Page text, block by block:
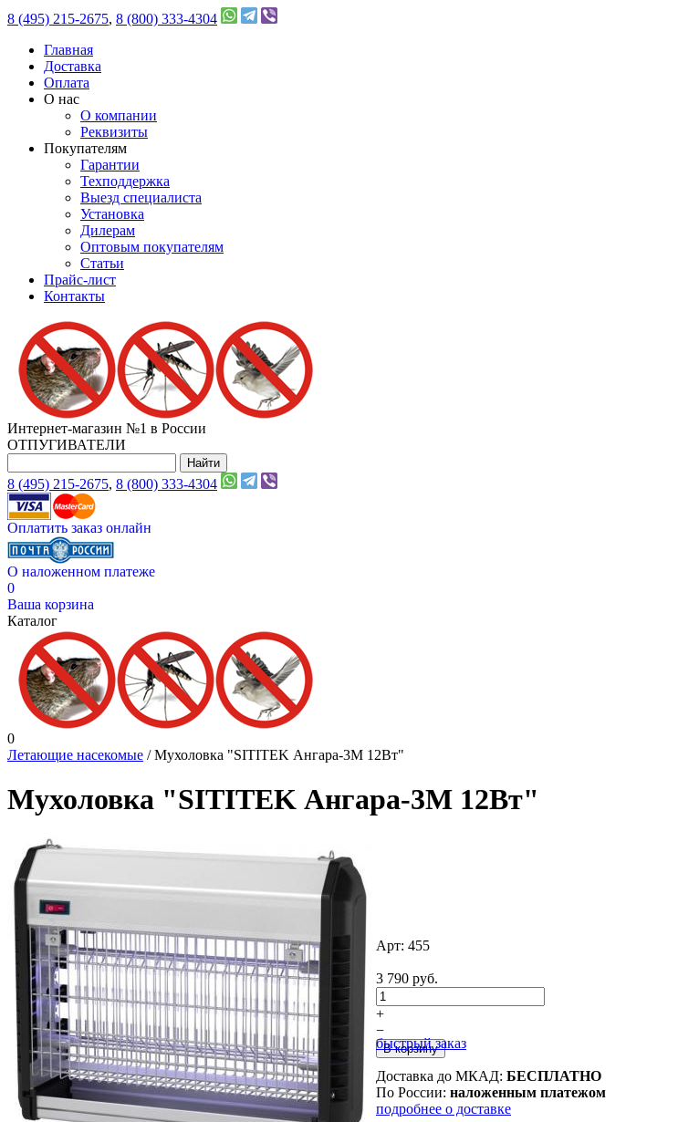
8 (495) 215-2675, 8 (800) 333-4304
Главная
Доставка
Оплата
О нас
О компании
Реквизиты
Покупателям
Гарантии
Техподдержка
Выезд специалиста
Установка
Дилерам
Оптовым покупателям
Статьи
Прайс-лист
Контакты
Интернет-магазин №1 в России
ОТПУГИВАТЕЛИ
8 (495) 215-2675, 8 (800) 333-4304
Оплатить заказ онлайн
О наложенном платеже
0
Ваша корзина
Каталог
0
Летающие насекомые / Мухоловка "SITITEK Ангара-3М 12Вт"
Мухоловка "SITITEK Ангара-3М 12Вт"
Арт: 455
3 790 руб.
+
−
быстрый заказ
Доставка до МКАД: БЕСПЛАТНО
По России: наложенным платежом
подробнее о доставке